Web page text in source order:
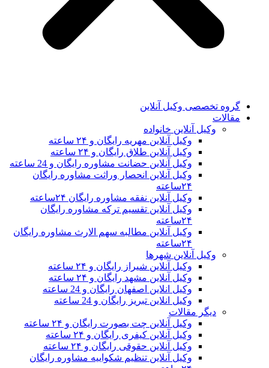
گروه تخصصی وکیل آنلاین
مقالات
وکیل آنلاین خانواده
وکیل آنلاین مهریه رایگان و ۲۴ ساعته
وکیل آنلاین طلاق رایگان و ۲۴ ساعته
وکیل آنلاین حضانت مشاوره رایگان و 24 ساعته
وکیل آنلاین انحصار وراثت مشاوره رایگان
وکیل آنلاین نفقه مشاوره رایگان ۲۴ساعته
وکیل آنلاین تقسیم ترکه مشاوره رایگان
وکیل آنلاین مطالبه سهم الارث مشاوره رایگان
وکیل آنلاین شهرها
وکیل آنلاین شیراز رایگان و ۲۴ ساعته
وکیل آنلاین مشهد رایگان و ۲۴ ساعته
وکیل انلاین اصفهان رایگان و 24 ساعته
وکیل انلاین تبریز رایگان و 24 ساعته
دیگر مقالات
وکیل آنلاین چت بصورت رایگان و ۲۴ ساعته
وکیل آنلاین کیفری رایگان و ۲۴ ساعته
وکیل آنلاین حقوقی رایگان و ۲۴ ساعته
وکیل آنلاین تنظیم شکواییه مشاوره رایگان